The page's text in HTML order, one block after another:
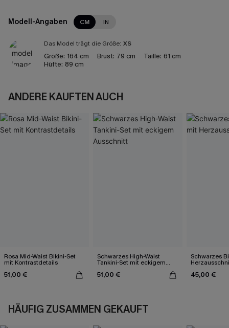
Modell-Angaben CM IN
Das Model trägt die Größe: XS
Größe: 164 cm Brust: 79 cm Taille: 61 cm
Hüfte: 89 cm
ANDERE KAUFTEN AUCH
Rosa Mid-Waist Bikini-Set
mit Kontrastdetails
51,00 €
Schwarzes High-Waist
Tankini-Set mit eckigem
51,00 €
Schwarzes
45,00 €
HÄUFIG ZUSAMMEN GEKAUFT